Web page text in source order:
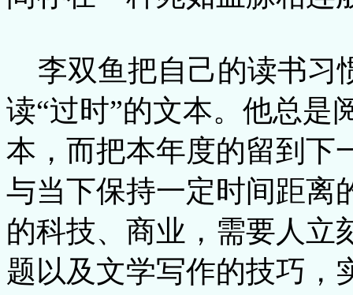
李双鱼把自己的读书习
读“过时”的文本。他总是
本，而把本年度的留到下
与当下保持一定时间距离
的科技、商业，需要人立
题以及文学写作的技巧，